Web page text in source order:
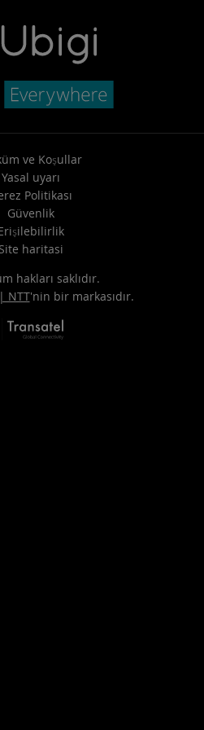
ve Koşullar
Yasal uyarı
Politikası
Güvenlik
Site haritasi
hakları saklıdır.
NTT'nin bir markasıdır.